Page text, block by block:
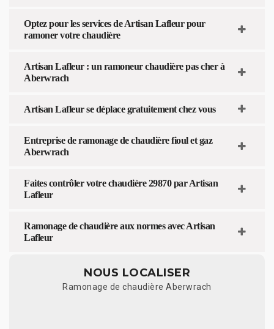
Optez pour les services de Artisan Lafleur pour
ramoner votre chaudière
Artisan Lafleur : un ramoneur chaudière pas cher à
Aberwrach
Artisan Lafleur se déplace gratuitement chez vous
Entreprise de ramonage de chaudière fioul et gaz
Aberwrach
Faites contrôler votre chaudière 29870 par Artisan
Lafleur
Ramonage de chaudière aux normes avec Artisan
Lafleur
NOUS LOCALISER
Ramonage de chaudière Aberwrach